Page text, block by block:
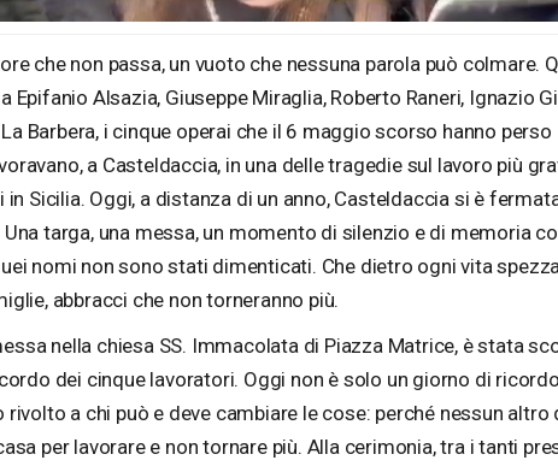
che non passa, un vuoto che nessuna parola può colmare.
Epifanio Alsazia, Giuseppe Miraglia, Roberto Raneri, Ignazio
Barbera, i cinque operai che il 6 maggio scorso hanno perso
a Casteldaccia, in una delle tragedie sul lavoro più
in Sicilia. Oggi, a distanza di un anno, Casteldaccia si è
targa, una messa, un momento di silenzio e di memoria
nomi non sono stati dimenticati. Che dietro ogni vita
abbracci che non torneranno più.
nella chiesa SS. Immacolata di Piazza Matrice, è stata
dei cinque lavoratori. Oggi non è solo un giorno di
rivolto a chi può e deve cambiare le cose: perché nessun altro
per lavorare e non tornare più. Alla cerimonia, tra i tanti